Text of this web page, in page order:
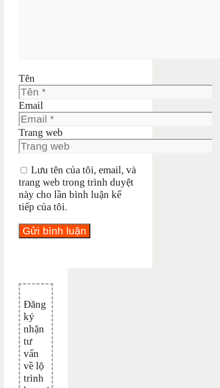
Tên
Email
Trang web
Lưu tên của tôi, email, và
trang web trong trình duyệt
này cho lần bình luận kế
tiếp của tôi.
Đăng
ký
nhận
tư
vấn
về lộ
trình